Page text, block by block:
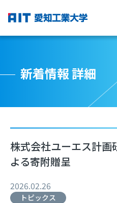
新着情報 詳細
株式会社ユーエス計画
よる寄附贈呈
2026.02.26
トピックス